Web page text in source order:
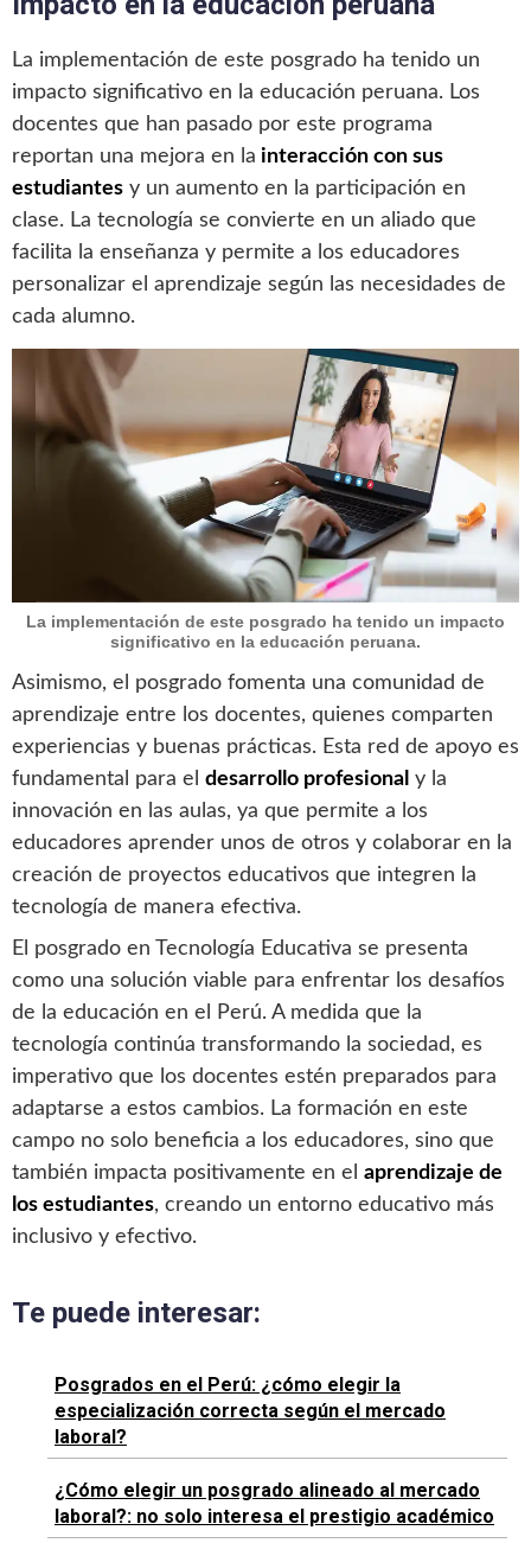
La implementación de este posgrado ha tenido un
impacto significativo en la educación peruana. Los
docentes que han pasado por este programa
reportan una mejora en la interacción con sus
estudiantes y un aumento en la participación en
clase. La tecnología se convierte en un aliado que
facilita la enseñanza y permite a los educadores
personalizar el aprendizaje según las necesidades de
cada alumno.
La implementación de este posgrado ha tenido un impacto
significativo en la educación peruana.
Asimismo, el posgrado fomenta una comunidad de
aprendizaje entre los docentes, quienes comparten
experiencias y buenas prácticas. Esta red de apoyo es
fundamental para el desarrollo profesional y la
innovación en las aulas, ya que permite a los
educadores aprender unos de otros y colaborar en la
creación de proyectos educativos que integren la
tecnología de manera efectiva.
El posgrado en Tecnología Educativa se presenta
como una solución viable para enfrentar los desafíos
de la educación en el Perú. A medida que la
tecnología continúa transformando la sociedad, es
imperativo que los docentes estén preparados para
adaptarse a estos cambios. La formación en este
campo no solo beneficia a los educadores, sino que
también impacta positivamente en el aprendizaje de
los estudiantes, creando un entorno educativo más
inclusivo y efectivo.
Te puede interesar:
Posgrados en el Perú: ¿cómo elegir la
especialización correcta según el mercado
laboral?
¿Cómo elegir un posgrado alineado al mercado
laboral?: no solo interesa el prestigio académico